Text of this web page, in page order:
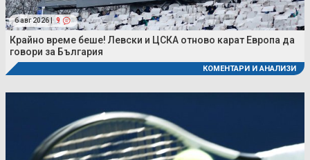
6 авг 2026 | 9
Крайно време беше! Левски и ЦСКА отново карат Европа да
говори за България
КОМЕНТАРИ И АНАЛИЗИ